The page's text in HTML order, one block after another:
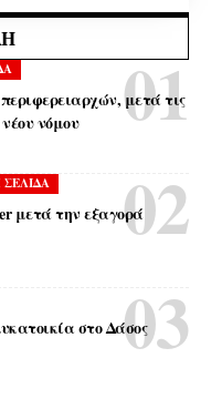
μετά τις
νόμου
μετά την εξαγορά
στο Δάσος